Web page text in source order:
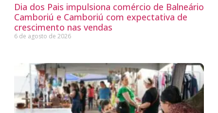
Dia dos Pais impulsiona comércio de Balneário
Camboriú e Camboriú com expectativa de
crescimento nas vendas
6 de agosto de 2026